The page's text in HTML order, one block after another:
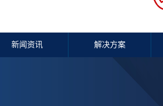
新闻资讯 解决方案